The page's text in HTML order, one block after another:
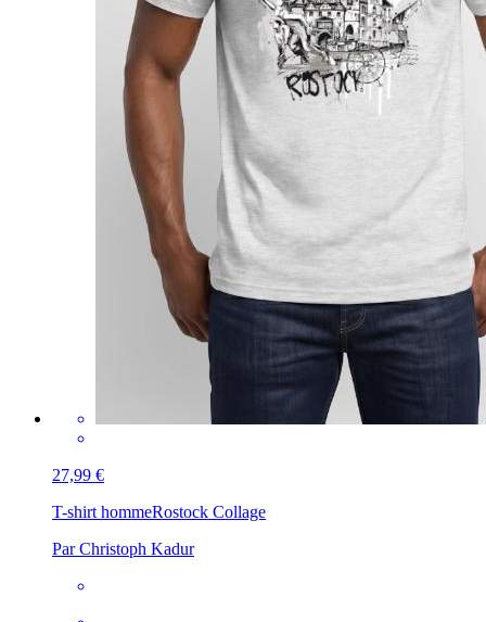
27,99 €
T-shirt hommeRostock Collage
Par Christoph Kadur